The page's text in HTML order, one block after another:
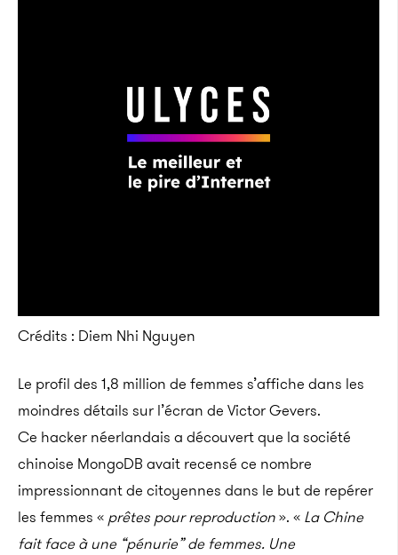
Crédits : Diem Nhi Nguyen
Le profil des 1,8 million de femmes s’affiche dans les
moindres détails sur l’écran de Victor Gevers.
Ce hacker néerlandais a découvert que la société
chinoise MongoDB avait recensé ce nombre
impressionnant de citoyennes dans le but de repérer
les femmes « prêtes pour reproduction». « La Chine
fait face à une “pénurie” de femmes. Une